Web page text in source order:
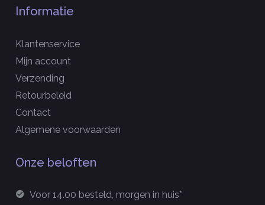
Informatie
Klantenservice
Mijn account
Verzending
Retourbeleid
Contact
Algemene voorwaarden
Onze beloften
Voor 14.00 besteld, morgen in huis*